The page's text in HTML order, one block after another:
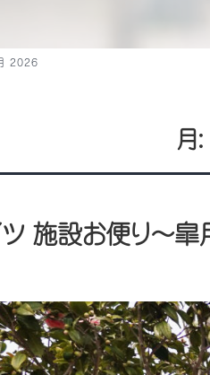
2026
月:
施設お便り〜皐